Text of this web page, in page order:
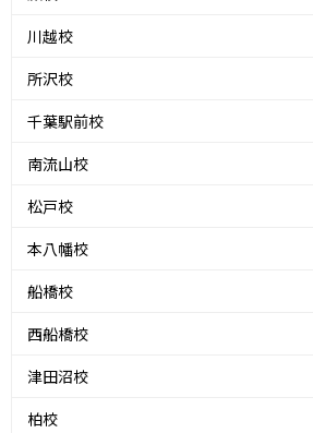
川越校
所沢校
千葉駅前校
南流山校
松戸校
本八幡校
船橋校
西船橋校
津田沼校
柏校